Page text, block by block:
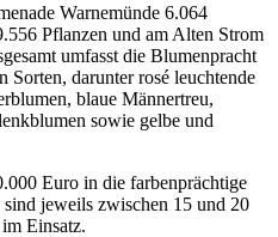
Warnemünde 6.064
Pflanzen und am Alten Strom
umfasst die Blumenpracht
Sorten, darunter rosé leuchtende
blaue Männertreu,
sowie gelbe und
Euro in die farbenprächtige
jeweils zwischen 15 und 20
Einsatz.